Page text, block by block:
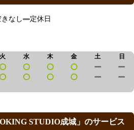
きなし 定休日
火 水 木 金 土
日
STUDIO成城」のサービス